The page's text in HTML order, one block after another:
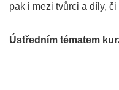
pak i mezi tvůrci a díly,
Ústředním tématem